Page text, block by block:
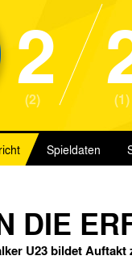
2
(2) (1)
Spieldaten
DIE
U23 bildet Auftakt